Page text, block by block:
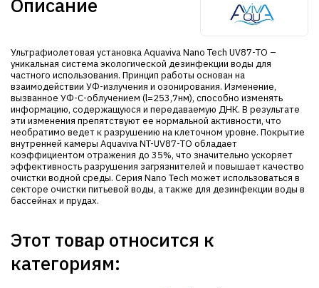
Описание
Ультрафиолетовая установка Aquaviva Nano Tech UV87-ТО –
уникальная система экологической дезинфекции воды для
частного использования. Принцип работы основан на
взаимодействии УФ-излучения и озонирования. Изменение,
вызванное УФ-С-облучением (l=253,7нм), способно изменять
информацию, содержащуюся и передаваемую ДНК. В результате
эти изменения препятствуют ее нормальной активности, что
необратимо ведет к разрушению на клеточном уровне. Покрытие
внутренней камеры Aquaviva NT-UV87-ТО обладает
коэффициентом отражения до 35%, что значительно ускоряет
эффективность разрушения загрязнителей и повышает качество
очистки водной среды. Серия Nano Tech может использоваться в
секторе очистки питьевой воды, а также для дезинфекции воды в
бассейнах и прудах.
Этот товар относится к
категориям: